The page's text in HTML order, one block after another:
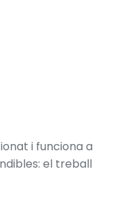
i funciona a
el treball